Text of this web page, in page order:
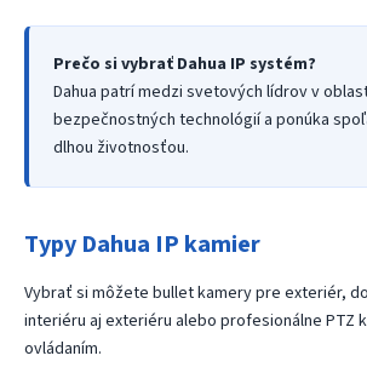
Prečo si vybrať Dahua IP systém?
Dahua patrí medzi svetových lídrov v
bezpečnostných technológií a ponúka
dlhou životnosťou.
Typy Dahua IP kamier
Vybrať si môžete bullet kamery pre exteriér,
interiéru aj exteriéru alebo profesionálne PTZ
ovládaním.